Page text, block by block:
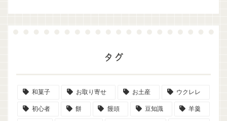
タグ
和菓子 お取り寄せ お土産 ウクレレ
初心者 餅 饅頭 豆知識 羊羹